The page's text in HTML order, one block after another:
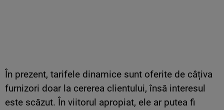
În prezent, tarifele dinamice sunt oferite de câțiva
furnizori doar la cererea clientului, însă interesul
este scăzut. În viitorul apropiat, ele ar putea fi